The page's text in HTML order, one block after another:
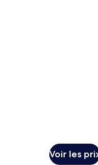
Voir les